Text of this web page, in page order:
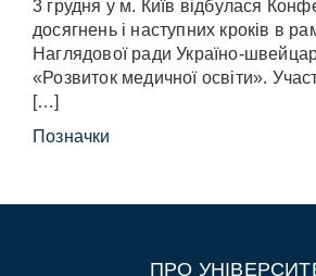
3 грудня у м. Київ відбулася
досягнень і наступних кроків в
Наглядової ради Україно-
«Розвиток медичної освіти».
[…]
Позначки
ПРО